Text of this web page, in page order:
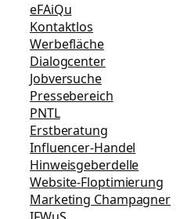
eFAiQu
Kontaktlos
Werbefläche
Dialogcenter
Jobversuche
Pressebereich
PNTL
Erstberatung
Influencer-Handel
Hinweisgeberdelle
Website-Floptimierung
Marketing Champagner